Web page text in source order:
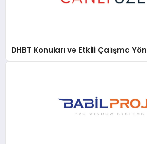
DHBT Konuları ve Etkili Çalışma